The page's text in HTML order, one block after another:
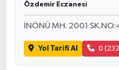
Özdemir Eczanesi
İNÖNÜ MH. 2001
Yol Tarifi Al 0